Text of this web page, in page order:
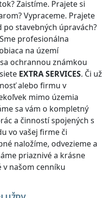
Zaistíme. Prajete si
Vypraceme. Prajete
stavebných úpravách?
profesionálna
na území
ochrannou známkou
EXTRA SERVICES. Či už
alebo firmu v
mimo územia
sa vám o kompletný
a činností spojených s
vo vašej firme či
naložíme, odvezieme a
priaznivé a krásne
v našom cenníku